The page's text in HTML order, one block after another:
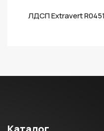
ЛДСП Extravert